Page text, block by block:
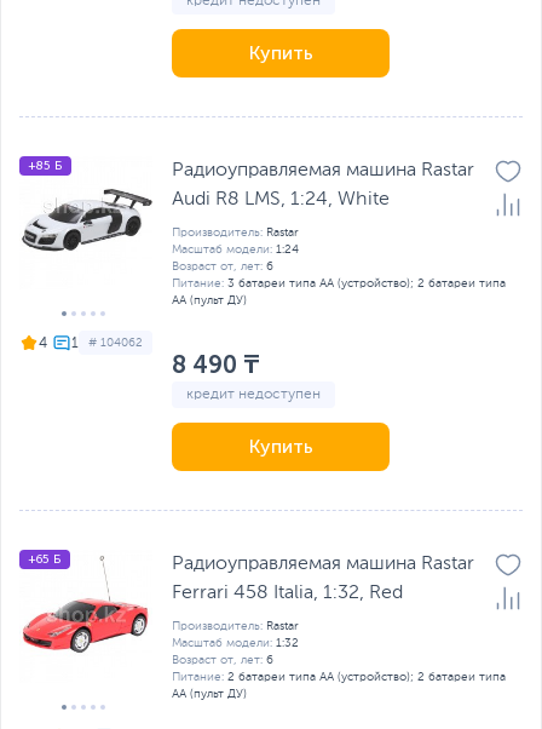
Купить
4 # 104062
+85 Б
Радиоуправляемая машина Rastar
Audi R8 LMS, 1:24, White
Производитель: Rastar
Масштаб модели: 1:24
Возраст от, лет: 6
Питание: 3 батареи типа AA (устройство); 2 батареи типа
AA (пульт ДУ)
8 490 ₸
кредит недоступен
Купить
+65 Б
Радиоуправляемая машина Rastar
Ferrari 458 Italia, 1:32, Red
Производитель: Rastar
Масштаб модели: 1:32
Возраст от, лет: 6
Питание: 2 батареи типа AA (устройство); 2 батареи типа
AA (пульт ДУ)